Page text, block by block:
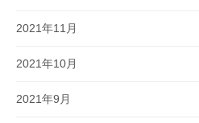
2021年11月
2021年10月
2021年9月